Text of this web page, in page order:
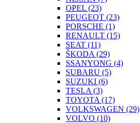
OPEL (23)
PEUGEOT (23)
PORSCHE (1)
RENAULT (15)
SEAT (11)
ŠKODA (29)
SSANYONG (4)
SUBARU (5)
SUZUKI (6)
TESLA (3)
TOYOTA (17)
VOLKSWAGEN (29)
VOLVO (10)